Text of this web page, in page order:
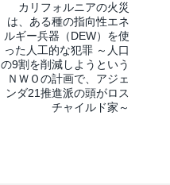
カリフォルニアの火災
は、ある種の指向性エネ
ルギー兵器（DEW）を使
った人工的な犯罪 ～人口
の9割を削減しようという
ＮＷＯの計画で、アジェ
ンダ21推進派の頭がロス
チャイルド家～